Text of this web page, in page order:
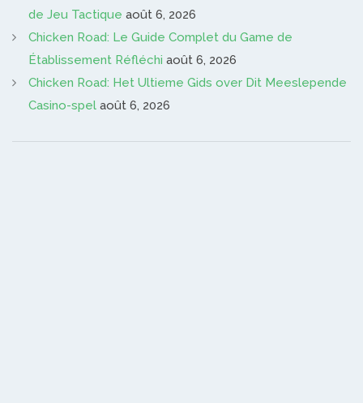
de Jeu Tactique août 6, 2026
Chicken Road: Le Guide Complet du Game de
Établissement Réfléchi août 6, 2026
Chicken Road: Het Ultieme Gids over Dit Meeslepende
Casino-spel août 6, 2026